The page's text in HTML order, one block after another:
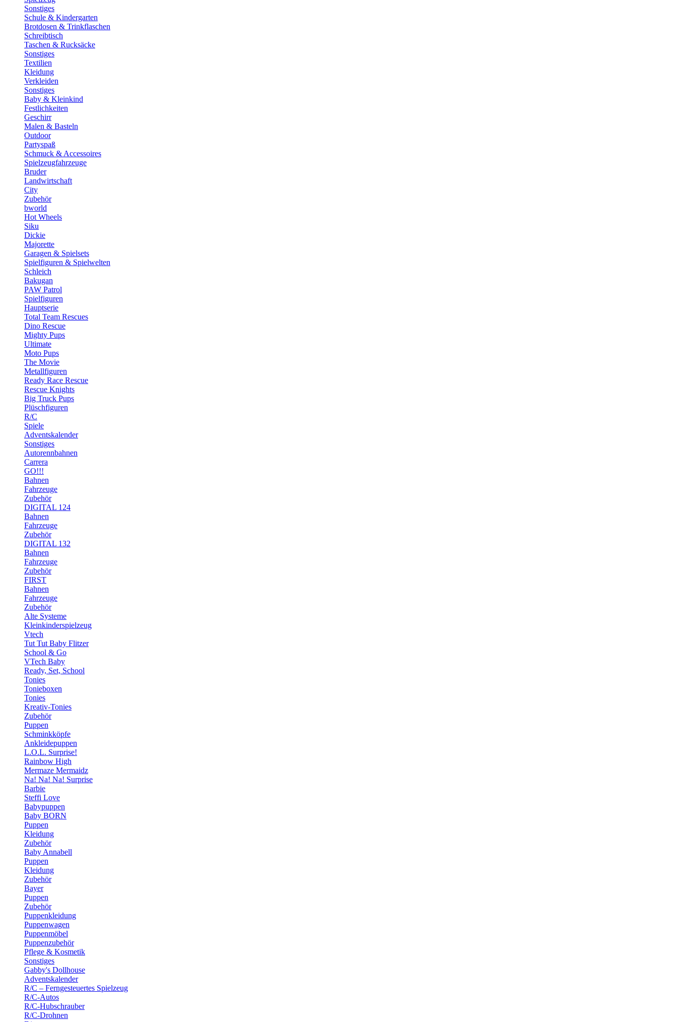
Sonstiges
Schule & Kindergarten
Brotdosen & Trinkflaschen
Schreibtisch
Taschen & Rucksäcke
Sonstiges
Textilien
Kleidung
Verkleiden
Sonstiges
Baby & Kleinkind
Festlichkeiten
Geschirr
Malen & Basteln
Outdoor
Partyspaß
Schmuck & Accessoires
Spielzeugfahrzeuge
Bruder
Landwirtschaft
City
Zubehör
bworld
Hot Wheels
Siku
Dickie
Majorette
Garagen & Spielsets
Spielfiguren & Spielwelten
Schleich
Bakugan
PAW Patrol
Spielfiguren
Hauptserie
Total Team Rescues
Dino Rescue
Mighty Pups
Ultimate
Moto Pups
The Movie
Metallfiguren
Ready Race Rescue
Rescue Knights
Big Truck Pups
Plüschfiguren
R/C
Spiele
Adventskalender
Sonstiges
Autorennbahnen
Carrera
GO!!!
Bahnen
Fahrzeuge
Zubehör
DIGITAL 124
Bahnen
Fahrzeuge
Zubehör
DIGITAL 132
Bahnen
Fahrzeuge
Zubehör
FIRST
Bahnen
Fahrzeuge
Zubehör
Alte Systeme
Kleinkinderspielzeug
Vtech
Tut Tut Baby Flitzer
School & Go
VTech Baby
Ready, Set, School
Tonies
Tonieboxen
Tonies
Kreativ-Tonies
Zubehör
Puppen
Schminkköpfe
Ankleidepuppen
L.O.L. Surprise!
Rainbow High
Mermaze Mermaidz
Na! Na! Na! Surprise
Barbie
Steffi Love
Babypuppen
Baby BORN
Puppen
Kleidung
Zubehör
Baby Annabell
Puppen
Kleidung
Zubehör
Bayer
Puppen
Zubehör
Puppenkleidung
Puppenwagen
Puppenmöbel
Puppenzubehör
Pflege & Kosmetik
Sonstiges
Gabby's Dollhouse
Adventskalender
R/C – Ferngesteuertes Spielzeug
R/C-Autos
R/C-Hubschrauber
R/C-Drohnen